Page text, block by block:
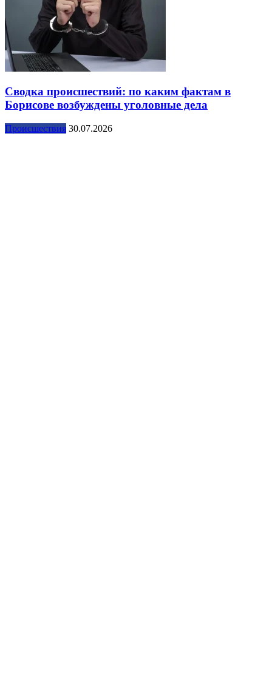
Сводка происшествий: по каким фактам в
Борисове возбуждены уголовные дела
Происшествия 30.07.2026